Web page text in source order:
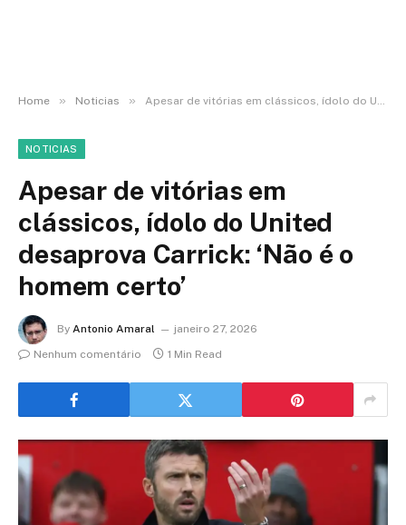
Home » Noticias » Apesar de vitórias em clássicos, ídolo do United desaprova Carrick: ‘Não é o homem certo’
NOTICIAS
Apesar de vitórias em
clássicos, ídolo do United
desaprova Carrick: ‘Não é o
homem certo’
By Antonio Amaral
janeiro 27, 2026
Nenhum comentário
1 Min Read